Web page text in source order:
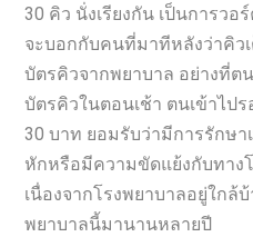
30 คิว นั่งเรียงกัน เป็นการว
จะบอกกับคนที่มาทีหลังว่าคิว
บัตรคิวจากพยาบาล อย่างที่ต
บัตรคิวในตอนเช้า ตนเข้าไป
30 บาท ยอมรับว่ามีการรักษา
หักหรือมีความขัดแย้งกับทาง
เนื่องจากโรงพยาบาลอยู่ใก
พยาบาลนี้มานานหลายปี